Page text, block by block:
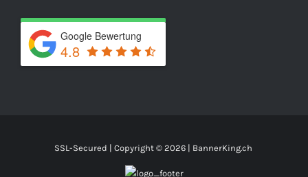
Google Bewertung
4.8
SSL-Secured | Copyright © 2026 | BannerKing.ch